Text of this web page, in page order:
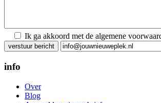
Ik ga akkoord met de algemene
Gelieve dit veld leeg te laten.
info
Over
Blog